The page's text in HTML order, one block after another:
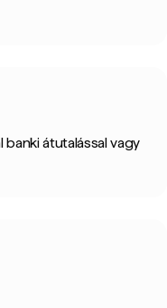
banki átutalással vagy